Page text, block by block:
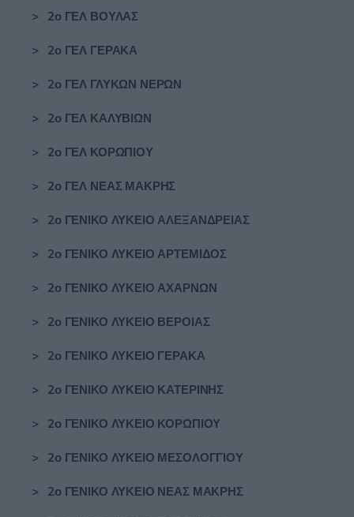
> 2ο ΓΕΛ ΒΟΥΛΑΣ
> 2ο ΓΕΛ ΓΕΡΑΚΑ
> 2ο ΓΕΛ ΓΛΥΚΩΝ ΝΕΡΩΝ
> 2ο ΓΕΛ ΚΑΛΥΒΙΩΝ
> 2ο ΓΕΛ ΚΟΡΩΠΙΟΥ
> 2ο ΓΕΛ ΝΕΑΣ ΜΑΚΡΗΣ
> 2ο ΓΕΝΙΚΟ ΛΥΚΕΙΟ ΑΛΕΞΑΝΔΡΕΙΑΣ
> 2ο ΓΕΝΙΚΟ ΛΥΚΕΙΟ ΑΡΤΕΜΙΔΟΣ
> 2ο ΓΕΝΙΚΟ ΛΥΚΕΙΟ ΑΧΑΡΝΩΝ
> 2ο ΓΕΝΙΚΟ ΛΥΚΕΙΟ ΒΕΡΟΙΑΣ
> 2ο ΓΕΝΙΚΟ ΛΥΚΕΙΟ ΓΕΡΑΚΑ
> 2ο ΓΕΝΙΚΟ ΛΥΚΕΙΟ ΚΑΤΕΡΙΝΗΣ
> 2ο ΓΕΝΙΚΟ ΛΥΚΕΙΟ ΚΟΡΩΠΙΟΥ
> 2ο ΓΕΝΙΚΟ ΛΥΚΕΙΟ ΜΕΣΟΛΟΓΓΙΟΥ
> 2ο ΓΕΝΙΚΟ ΛΥΚΕΙΟ ΝΕΑΣ ΜΑΚΡΗΣ